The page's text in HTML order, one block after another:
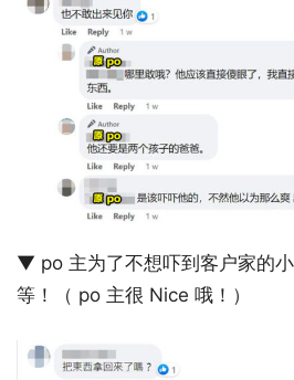
▼ po 主为了不想吓到客户家的
等！（ po 主很 Nice 哦！）